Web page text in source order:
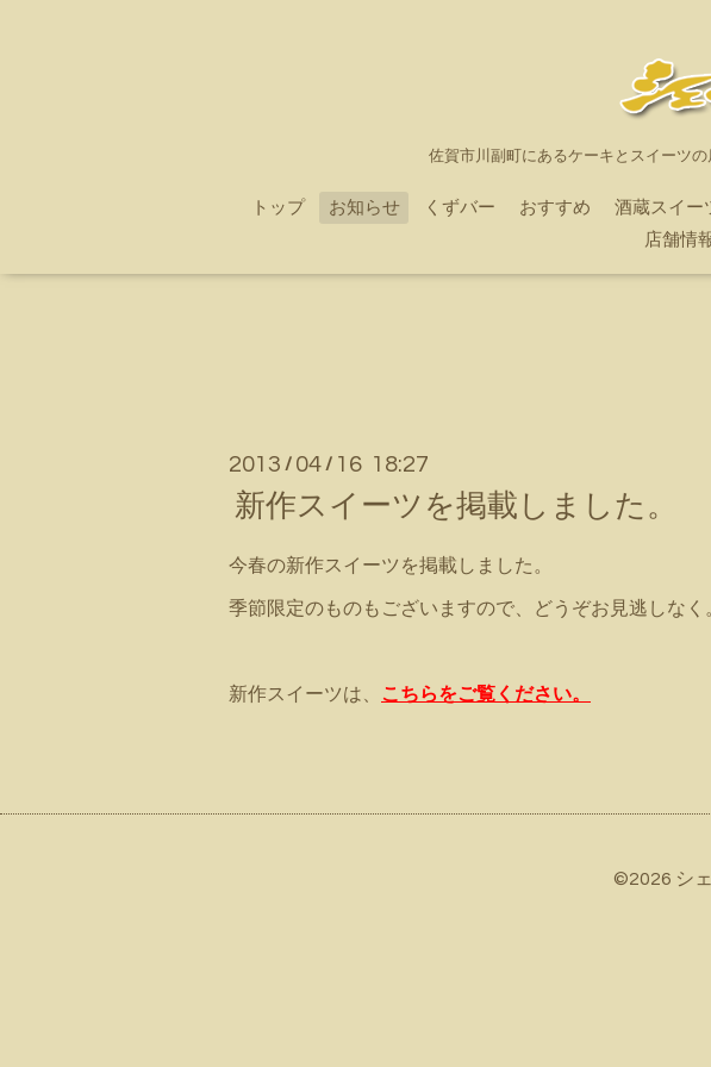
佐賀市川副町にあるケーキとスイーツ
トップ お知らせ くずバー おすすめ 酒蔵スイー
店舗情
2013 / 04 / 16 18:27
新作スイーツを掲載しました。
今春の新作スイーツを掲載しました。
季節限定のものもございますので、どうぞお見逃しなく
新作スイーツは、 こちらをご覧ください。
©2026 シ